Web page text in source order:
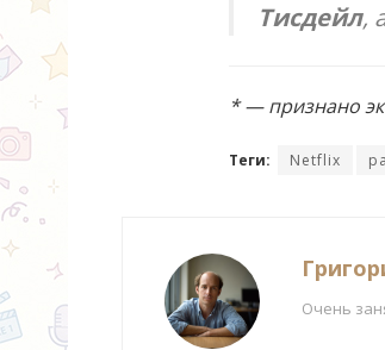
Тисдейл,
* — признано
Теги: Netflix
Очень